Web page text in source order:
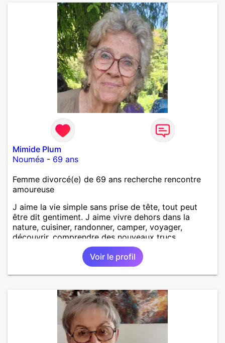
Mimide Plum
Nouméa - 69 ans
Femme divorcé(e) de 69 ans recherche rencontre
amoureuse
J aime la vie simple sans prise de tête, tout peut
être dit gentiment. J aime vivre dehors dans la
nature, cuisiner, randonner, camper, voyager,
découvrir, comprendre des nouveaux trucs
techniques et sur la vie des êtres vivants. J aime
danser, faire la fête. Je ne bois pratiquement pas d
alcool, je fume rarement, je ris souvent. Je cherche
un vrai amoureux pour continuer à profiter de la vie
en ai marre je veux partagé et rigoler
Voir le profil